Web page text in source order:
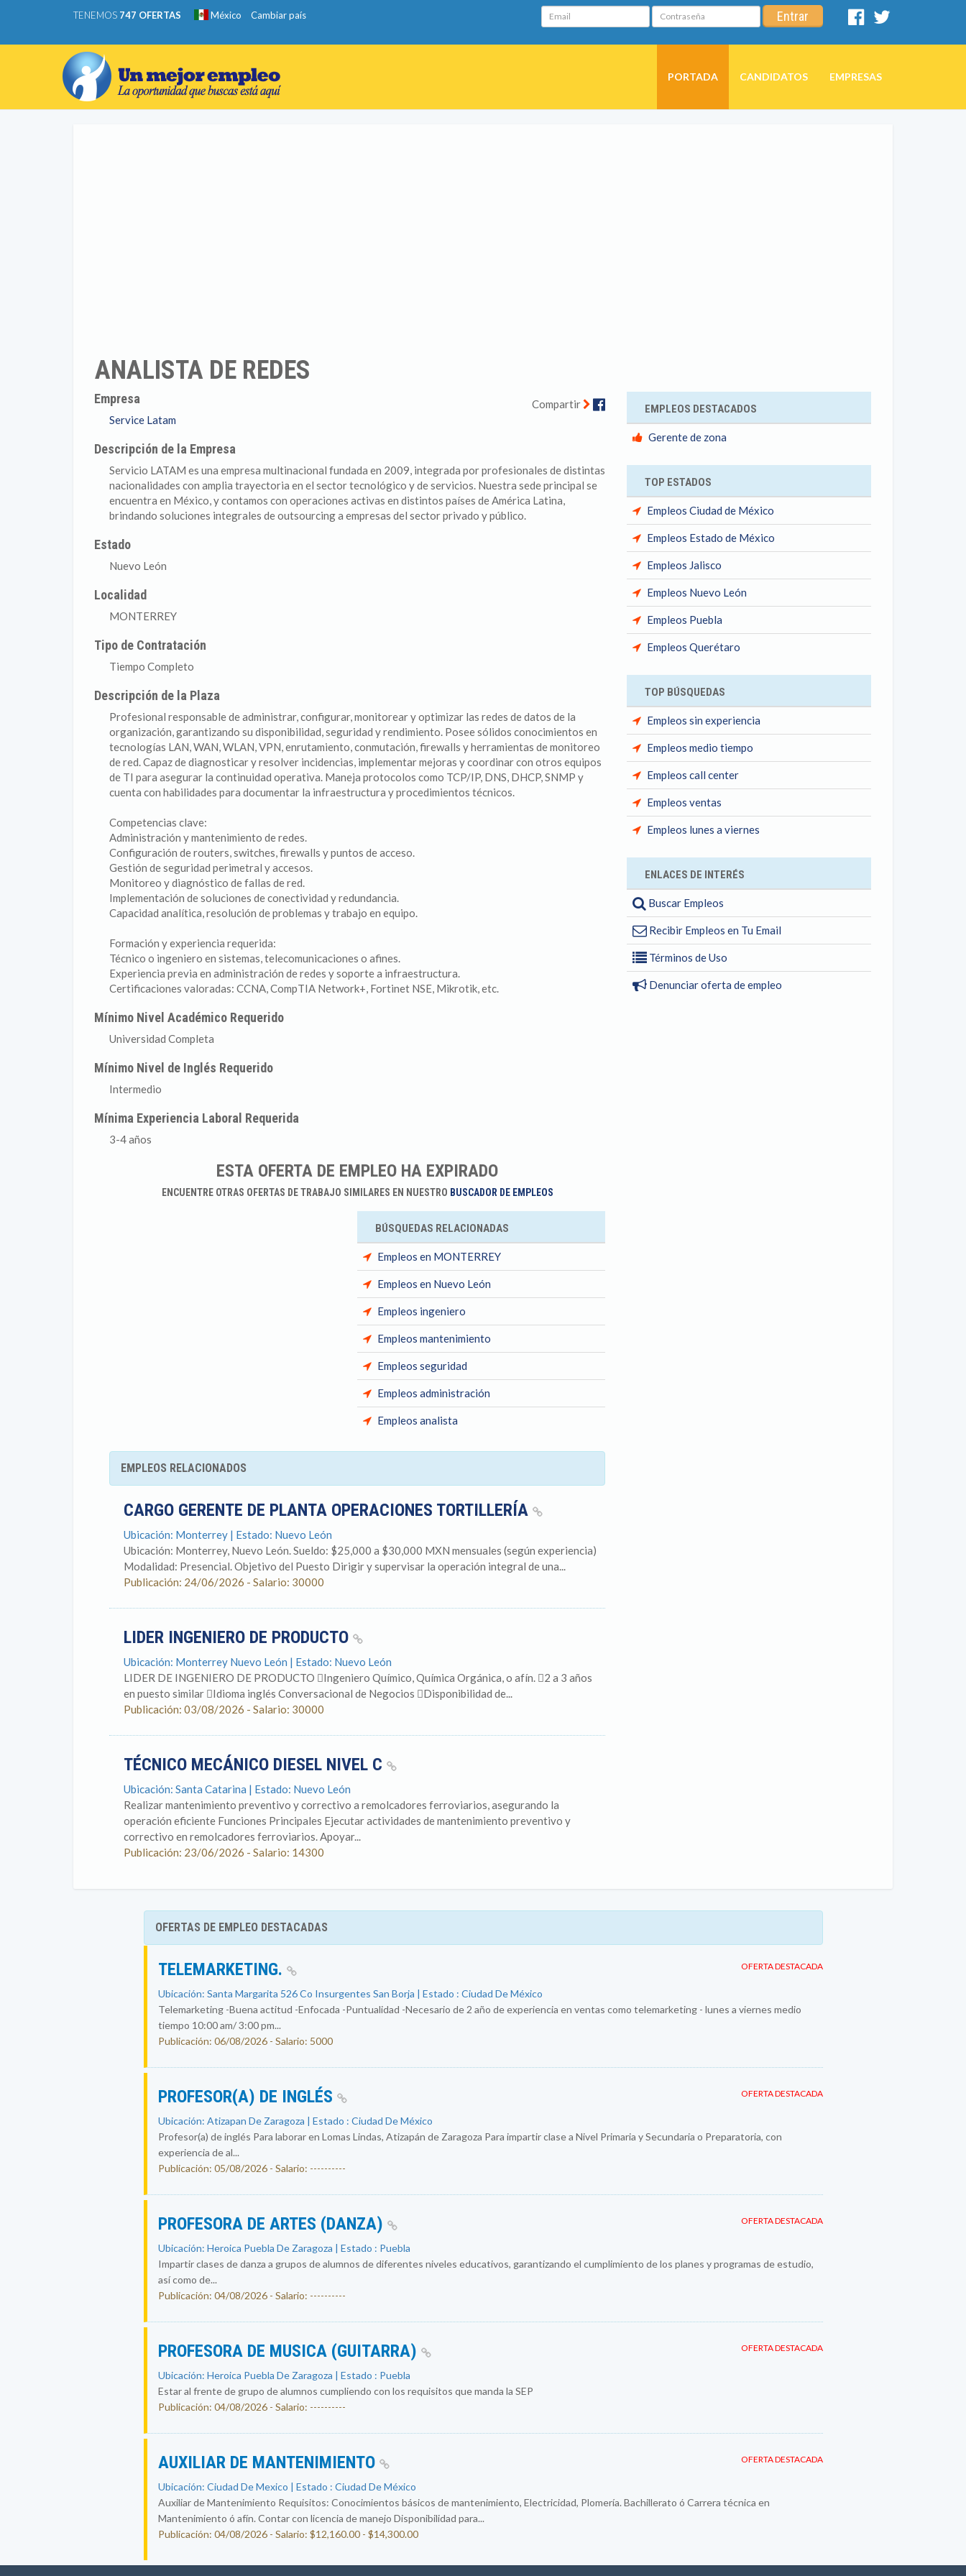
TENEMOS 747 OFERTAS México Cambiar país Email Contraseña Entrar
Facebook
PORTADA CANDIDATOS EMPRESAS
ANALISTA DE REDES
Compartir Facebook
Empresa
Service Latam
Descripción de la Empresa
Servicio LATAM es una empresa multinacional fundada en 2009, integrada por profesionales de distintas
nacionalidades con amplia trayectoria en el sector tecnológico y de servicios. Nuestra sede principal se
encuentra en México, y contamos con operaciones activas en distintos países de América Latina,
brindando soluciones integrales de outsourcing a empresas del sector privado y público.
Estado
Nuevo León
Localidad
MONTERREY
Tipo de Contratación
Tiempo Completo
Descripción de la Plaza
Profesional responsable de administrar, configurar, monitorear y optimizar las redes de datos de la
organización, garantizando su disponibilidad, seguridad y rendimiento. Posee sólidos conocimientos en
tecnologías LAN, WAN, WLAN, VPN, enrutamiento, conmutación, firewalls y herramientas de monitoreo
de red. Capaz de diagnosticar y resolver incidencias, implementar mejoras y coordinar con otros equipos
de TI para asegurar la continuidad operativa. Maneja protocolos como TCP/IP, DNS, DHCP, SNMP y
cuenta con habilidades para documentar la infraestructura y procedimientos técnicos.
Competencias clave:
Administración y mantenimiento de redes.
Configuración de routers, switches, firewalls y puntos de acceso.
Gestión de seguridad perimetral y accesos.
Monitoreo y diagnóstico de fallas de red.
Implementación de soluciones de conectividad y redundancia.
Capacidad analítica, resolución de problemas y trabajo en equipo.
Formación y experiencia requerida:
Técnico o ingeniero en sistemas, telecomunicaciones o afines.
Experiencia previa en administración de redes y soporte a infraestructura.
Certificaciones valoradas: CCNA, CompTIA Network+, Fortinet NSE, Mikrotik, etc.
Mínimo Nivel Académico Requerido
Universidad Completa
Mínimo Nivel de Inglés Requerido
Intermedio
Mínima Experiencia Laboral Requerida
3-4 años
ESTA OFERTA DE EMPLEO HA EXPIRADO
ENCUENTRE OTRAS OFERTAS DE TRABAJO SIMILARES EN NUESTRO BUSCADOR DE EMPLEOS
BÚSQUEDAS RELACIONADAS
Empleos en MONTERREY
Empleos en Nuevo León
Empleos ingeniero
Empleos mantenimiento
Empleos seguridad
Empleos administración
Empleos analista
EMPLEOS RELACIONADOS
CARGO GERENTE DE PLANTA OPERACIONES TORTILLERÍA
Ubicación: Monterrey | Estado: Nuevo León
Ubicación: Monterrey, Nuevo León. Sueldo: $25,000 a $30,000 MXN mensuales (según experiencia)
Modalidad: Presencial. Objetivo del Puesto Dirigir y supervisar la operación integral de una...
Publicación: 24/06/2026 - Salario: 30000
LIDER INGENIERO DE PRODUCTO
Ubicación: Monterrey Nuevo León | Estado: Nuevo León
LIDER DE INGENIERO DE PRODUCTO Ingeniero Químico, Química Orgánica, o afín. 2 a 3 años
en puesto similar Idioma inglés Conversacional de Negocios Disponibilidad de...
Publicación: 03/08/2026 - Salario: 30000
TÉCNICO MECÁNICO DIESEL NIVEL C
Ubicación: Santa Catarina | Estado: Nuevo León
Realizar mantenimiento preventivo y correctivo a remolcadores ferroviarios, asegurando la
operación eficiente Funciones Principales Ejecutar actividades de mantenimiento preventivo y
correctivo en remolcadores ferroviarios. Apoyar...
Publicación: 23/06/2026 - Salario: 14300
EMPLEOS DESTACADOS
Gerente de zona
TOP ESTADOS
Empleos Ciudad de México
Empleos Estado de México
Empleos Jalisco
Empleos Nuevo León
Empleos Puebla
Empleos Querétaro
TOP BÚSQUEDAS
Empleos sin experiencia
Empleos medio tiempo
Empleos call center
Empleos ventas
Empleos lunes a viernes
ENLACES DE INTERÉS
Buscar Empleos
Recibir Empleos en Tu Email
Términos de Uso
Denunciar oferta de empleo
OFERTAS DE EMPLEO DESTACADAS
OFERTA DESTACADA
TELEMARKETING.
Ubicación: Santa Margarita 526 Co Insurgentes San Borja | Estado : Ciudad De México
Telemarketing -Buena actitud -Enfocada -Puntualidad -Necesario de 2 año de experiencia en ventas como telemarketing - lunes a viernes medio
tiempo 10:00 am/ 3:00 pm...
Publicación: 06/08/2026 - Salario: 5000
OFERTA DESTACADA
PROFESOR(A) DE INGLÉS
Ubicación: Atizapan De Zaragoza | Estado : Ciudad De México
Profesor(a) de inglés Para laborar en Lomas Lindas, Atizapán de Zaragoza Para impartir clase a Nivel Primaria y Secundaria o Preparatoria, con
experiencia de al...
Publicación: 05/08/2026 - Salario: ----------
OFERTA DESTACADA
PROFESORA DE ARTES (DANZA)
Ubicación: Heroica Puebla De Zaragoza | Estado : Puebla
Impartir clases de danza a grupos de alumnos de diferentes niveles educativos, garantizando el cumplimiento de los planes y programas de estudio,
así como de...
Publicación: 04/08/2026 - Salario: ----------
OFERTA DESTACADA
PROFESORA DE MUSICA (GUITARRA)
Ubicación: Heroica Puebla De Zaragoza | Estado : Puebla
Estar al frente de grupo de alumnos cumpliendo con los requisitos que manda la SEP
Publicación: 04/08/2026 - Salario: ----------
OFERTA DESTACADA
AUXILIAR DE MANTENIMIENTO
Ubicación: Ciudad De Mexico | Estado : Ciudad De México
Auxiliar de Mantenimiento Requisitos: Conocimientos básicos de mantenimiento, Electricidad, Plomería. Bachillerato ó Carrera técnica en
Mantenimiento ó afín. Contar con licencia de manejo Disponibilidad para...
Publicación: 04/08/2026 - Salario: $12,160.00 - $14,300.00